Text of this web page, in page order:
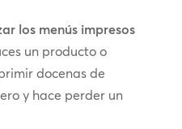
los menús impresos
un producto o
docenas de
y hace perder un